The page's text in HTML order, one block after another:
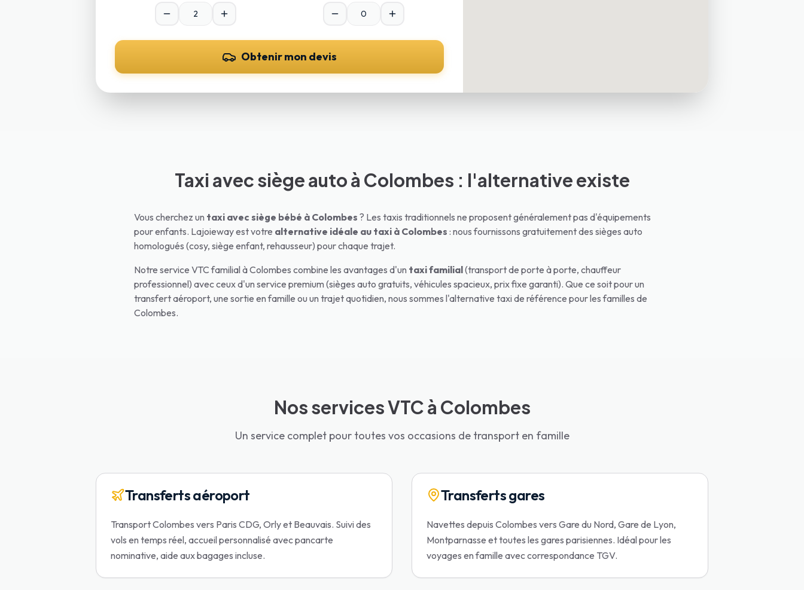
Obtenir mon devis
Taxi avec siège auto à Colombes : l'alternative existe
Vous cherchez un taxi avec siège bébé à Colombes ? Les taxis traditionnels ne proposent généralement pas d'équipements
pour enfants. Lajoieway est votre alternative idéale au taxi à Colombes : nous fournissons gratuitement des sièges auto
homologués (cosy, siège enfant, rehausseur) pour chaque trajet.
Notre service VTC familial àColombes combine les avantages d'un taxi familial(transport de porte à porte, chauffeur
professionnel) avec ceux d'un service premium (sièges auto gratuits, véhicules spacieux, prix fixe garanti). Que ce soit pour un
transfert aéroport, une sortie en famille ou un trajet quotidien, nous sommes l'alternative taxi de référence pour les familles de
Colombes.
Nos services VTC à Colombes
Un service complet pour toutes vos occasions de transport en famille
Transferts aéroport
Transport Colombes vers Paris CDG, Orly et Beauvais. Suivi des
vols en temps réel, accueil personnalisé avec pancarte
nominative, aide aux bagages incluse.
Transferts gares
Navettes depuis Colombes vers Gare du Nord, Gare de Lyon,
Montparnasse et toutes les gares parisiennes. Idéal pour les
voyages en famille avec correspondance TGV.